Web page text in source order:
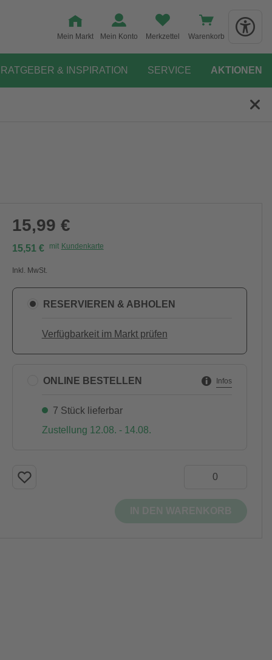
Mein Markt Mein Konto Merkzettel Warenkorb
RATGEBER & INSPIRATION SERVICE AKTIONEN
15,99 €
15,51 € mit Kundenkarte
Inkl. MwSt.
RESERVIEREN & ABHOLEN
Verfügbarkeit im Markt prüfen
ONLINE BESTELLEN Infos
7 Stück lieferbar
Zustellung 12.08. - 14.08.